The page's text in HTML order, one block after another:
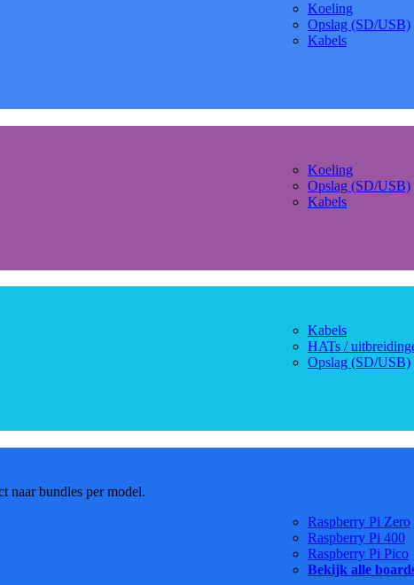
Koeling
Opslag (SD/USB)
Kabels
Koeling
Opslag (SD/USB)
Kabels
Kabels
HATs /
Opslag (SD/USB)
naar bundles per model.
Raspberry Pi Zero
Raspberry Pi 400
Raspberry Pi Pico
Bekijk alle